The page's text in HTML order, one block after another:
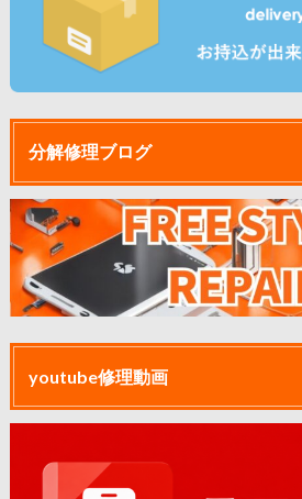
分解修理ブログ
youtube修理動画